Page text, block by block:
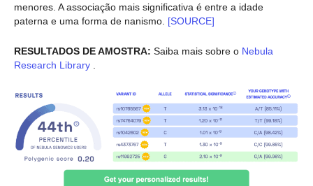
menores. A associação mais significativa é entre a idade
paterna e uma forma de nanismo. [SOURCE]
RESULTADOS DE AMOSTRA: Saiba mais sobre o Nebula
Research Library